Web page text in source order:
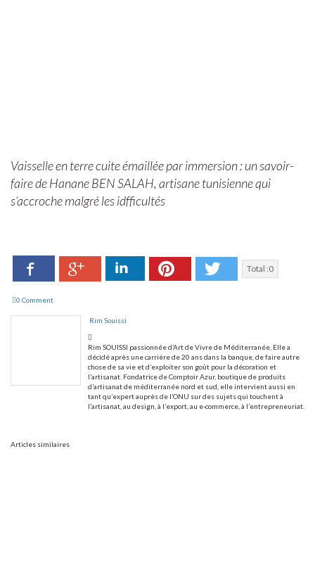
Vaisselle en terre cuite émaillée par immersion : un savoir-
faire de Hanane BEN SALAH, artisane tunisienne qui
s’accroche malgré les idfficultés
Facebook Google+ LinkedIn Pinterest Twitter
Total :0
0 Comment
Rim Souissi
Rim SOUISSI passionnée d’Art de Vivre de Méditerranée, Elle a
décidé après une carrière de 20 ans dans la banque, de faire autre
chose de sa vie et d’exploiter son goût pour la décoration et
l’artisanat. Fondatrice de Comptoir Azur, boutique de produits
d’artisanat de méditerranée nord et sud, elle intervient aussi en
tant qu’expert auprès de l’ONU sur des sujets qui touchent à
l’artisanat, au design, à l’export, au e-commerce, à l’entrepreneuriat.
Articles similaires